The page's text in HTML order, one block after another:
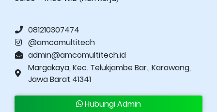
081210307474
@amcomultitech
admin@amcomultitech.id
Margakaya, Kec. Telukjambe Bar., Karawang,
Jawa Barat 41341
Hubungi Admin